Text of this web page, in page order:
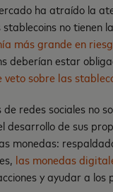
ha atraído la
no tienen
más grande en
deberían estar
veto sobre las
redes sociales no
desarrollo de sus
monedas:
las monedas
y ayudar a